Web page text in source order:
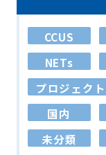
CCUS
NETs
プロジェクト
国内
未分類